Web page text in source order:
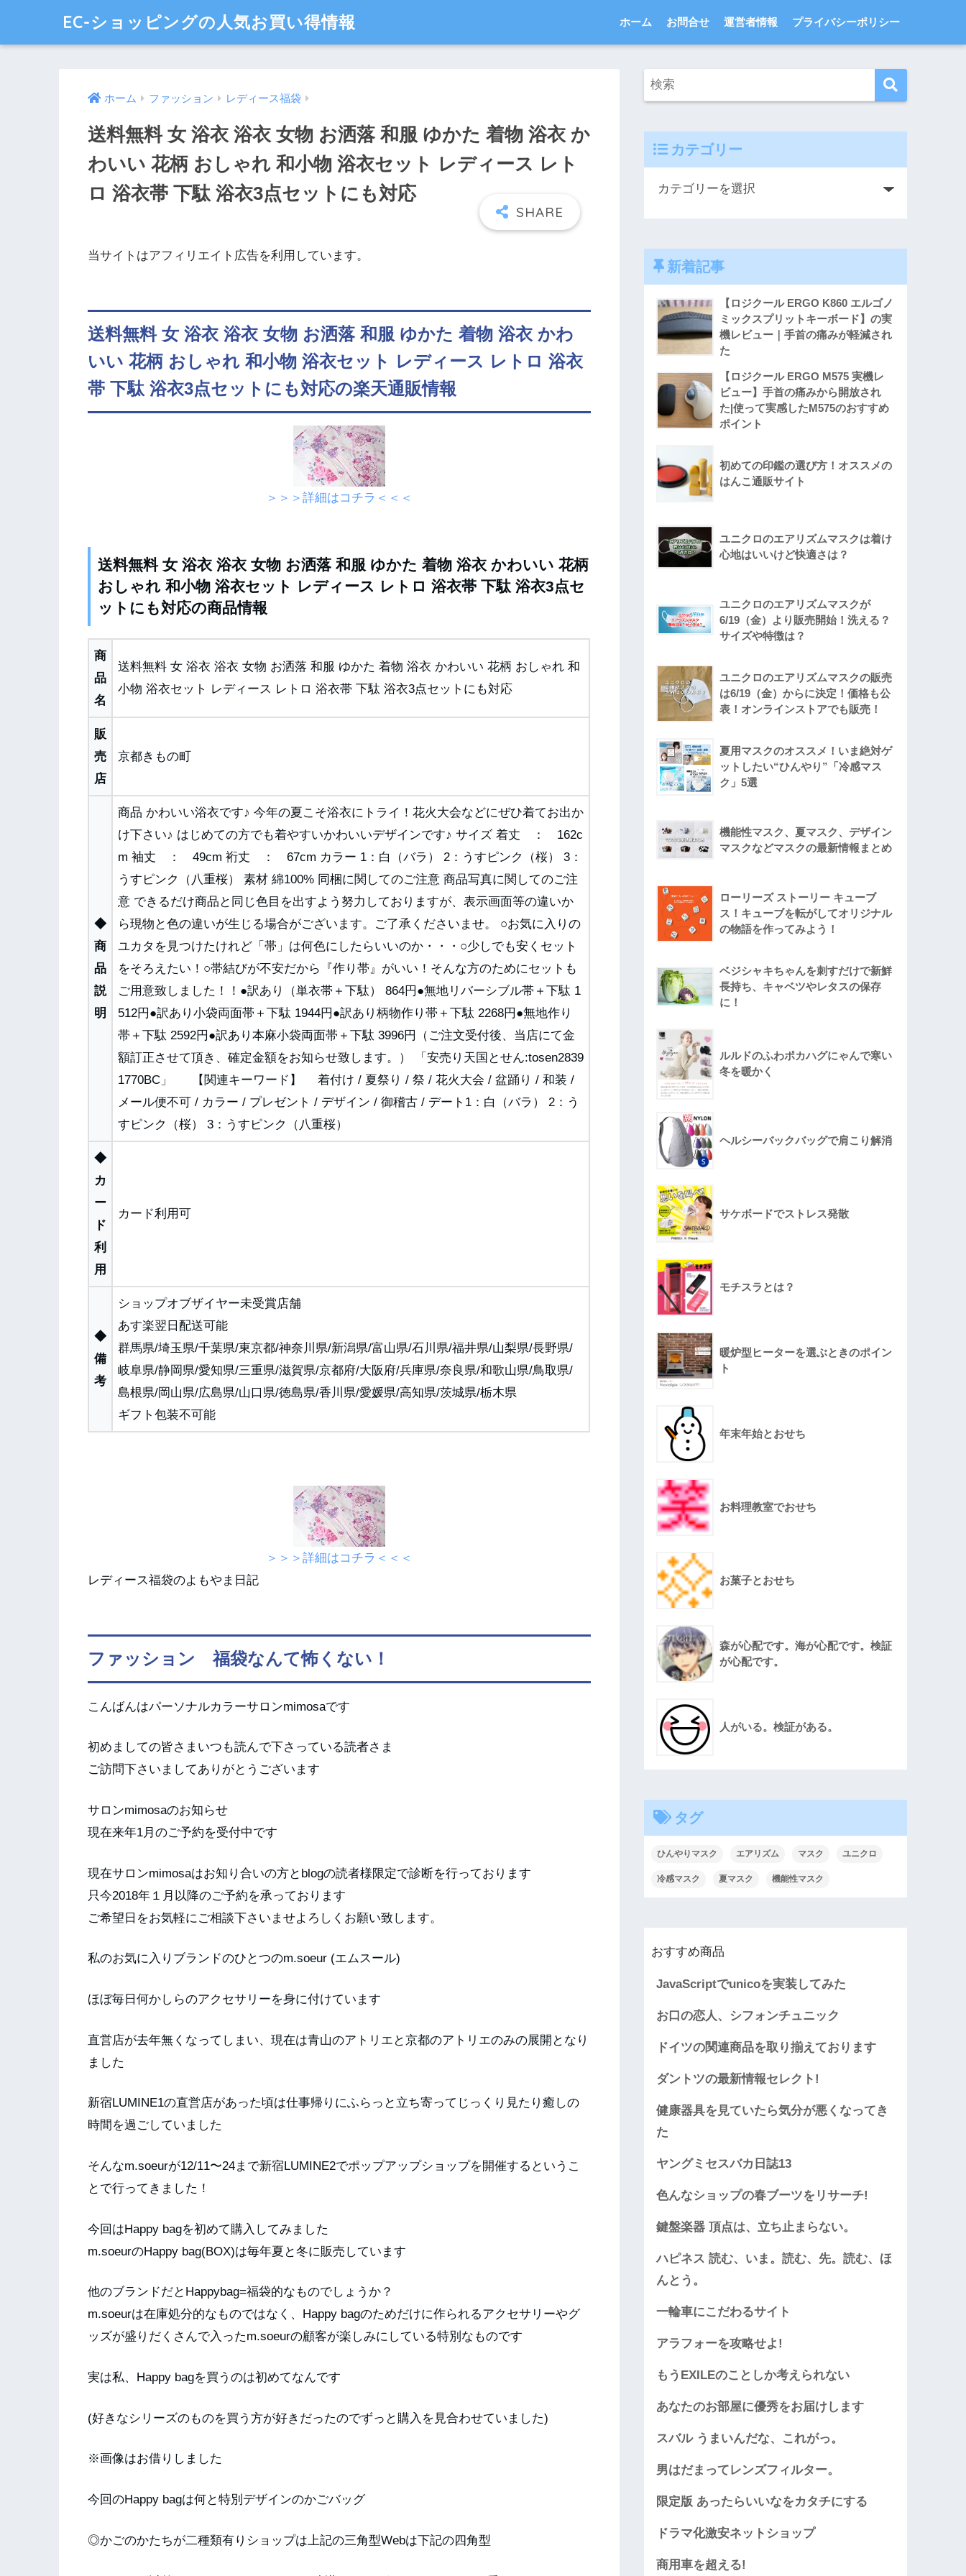
EC-ショッピングの人気お買い得情報 ホーム お問合せ 運営者情報 プライバシーポリシー
ホーム ファッション レディース福袋
送料無料 女 浴衣 浴衣 女物 お洒落 和服 ゆかた 着物 浴衣 か
わいい 花柄 おしゃれ 和小物 浴衣セット レディース レト
ロ 浴衣帯 下駄 浴衣3点セットにも対応
当サイトはアフィリエイト広告を利用しています。
送料無料 女 浴衣 浴衣 女物 お洒落 和服 ゆかた 着物 浴衣 かわ
いい 花柄 おしゃれ 和小物 浴衣セット レディース レトロ 浴衣
帯 下駄 浴衣3点セットにも対応の楽天通販情報
＞＞＞詳細はコチラ＜＜＜
送料無料 女 浴衣 浴衣 女物 お洒落 和服 ゆかた 着物 浴衣 かわいい 花柄
おしゃれ 和小物 浴衣セット レディース レトロ 浴衣帯 下駄 浴衣3点セ
ットにも対応の商品情報
商
品
名
送料無料 女 浴衣 浴衣 女物 お洒落 和服 ゆかた 着物 浴衣 かわいい 花柄 おしゃれ 和
小物 浴衣セット レディース レトロ 浴衣帯 下駄 浴衣3点セットにも対応
販
売
店
京都きもの町
◆
商
品
説
明
商品 かわいい浴衣です♪ 今年の夏こそ浴衣にトライ！花火大会などにぜひ着てお出か
け下さい♪ はじめての方でも着やすいかわいいデザインです♪ サイズ 着丈 ： 162c
m 袖丈 ： 49cm 裄丈 ： 67cm カラー 1：白（バラ） 2：うすピンク（桜） 3：
うすピンク（八重桜） 素材 綿100% 同梱に関してのご注意 商品写真に関してのご注
意 できるだけ商品と同じ色目を出すよう努力しておりますが、表示画面等の違いか
ら現物と色の違いが生じる場合がございます。ご了承くださいませ。 ○お気に入りの
ユカタを見つけたけれど「帯」は何色にしたらいいのか・・・○少しでも安くセット
をそろえたい！○帯結びが不安だから『作り帯』がいい！そんな方のためにセットも
ご用意致しました！！●訳あり（単衣帯＋下駄） 864円●無地リバーシブル帯＋下駄 1
512円●訳あり小袋両面帯＋下駄 1944円●訳あり柄物作り帯＋下駄 2268円●無地作り
帯＋下駄 2592円●訳あり本麻小袋両面帯＋下駄 3996円（ご注文受付後、当店にて金
額訂正させて頂き、確定金額をお知らせ致します。） 「安売り天国とせん:tosen2839
1770BC」 【関連キーワード】 着付け / 夏祭り / 祭 / 花火大会 / 盆踊り / 和装 /
メール便不可 / カラー / プレゼント / デザイン / 御稽古 / デート1：白（バラ） 2：う
すピンク（桜） 3：うすピンク（八重桜）
◆
カ
ー
ド
利
用
カード利用可
◆
備
考
ショップオブザイヤー未受賞店舗
あす楽翌日配送可能
群馬県/埼玉県/千葉県/東京都/神奈川県/新潟県/富山県/石川県/福井県/山梨県/長野県/
岐阜県/静岡県/愛知県/三重県/滋賀県/京都府/大阪府/兵庫県/奈良県/和歌山県/鳥取県/
島根県/岡山県/広島県/山口県/徳島県/香川県/愛媛県/高知県/茨城県/栃木県
ギフト包装不可能
＞＞＞詳細はコチラ＜＜＜
レディース福袋のよもやま日記
ファッション 福袋なんて怖くない！
こんばんはパーソナルカラーサロンmimosaです
初めましての皆さまいつも読んで下さっている読者さま
ご訪問下さいましてありがとうございます
サロンmimosaのお知らせ
現在来年1月のご予約を受付中です
現在サロンmimosaはお知り合いの方とblogの読者様限定で診断を行っております
只今2018年１月以降のご予約を承っております
ご希望日をお気軽にご相談下さいませよろしくお願い致します。
私のお気に入りブランドのひとつのm.soeur (エムスール)
ほぼ毎日何かしらのアクセサリーを身に付けています
直営店が去年無くなってしまい、現在は青山のアトリエと京都のアトリエのみの展開となり
ました
新宿LUMINE1の直営店があった頃は仕事帰りにふらっと立ち寄ってじっくり見たり癒しの
時間を過ごしていました
そんなm.soeurが12/11〜24まで新宿LUMINE2でポップアップショップを開催するというこ
とで行ってきました！
今回はHappy bagを初めて購入してみました
m.soeurのHappy bag(BOX)は毎年夏と冬に販売しています
他のブランドだとHappybag=福袋的なものでしょうか？
m.soeurは在庫処分的なものではなく、Happy bagのためだけに作られるアクセサリーやグ
ッズが盛りだくさんで入ったm.soeurの顧客が楽しみにしている特別なものです
実は私、Happy bagを買うのは初めてなんです
(好きなシリーズのものを買う方が好きだったのでずっと購入を見合わせていました)
※画像はお借りしました
今回のHappy bagは何と特別デザインのかごバッグ
◎かごのかたちが二種類有りショップは上記の三角型Webは下記の四角型
カテゴリー
新着記事
【ロジクール ERGO K860 エルゴノ
ミックスプリットキーボード】の実
機レビュー｜手首の痛みが軽減され
た
【ロジクール ERGO M575 実機レ
ビュー】手首の痛みから開放され
た|使って実感したM575のおすすめ
ポイント
初めての印鑑の選び方！オススメの
はんこ通販サイト
ユニクロのエアリズムマスクは着け
心地はいいけど快適さは？
ユニクロのエアリズムマスクが
6/19（金）より販売開始！洗える？
サイズや特徴は？
ユニクロのエアリズムマスクの販売
は6/19（金）からに決定！価格も公
表！オンラインストアでも販売！
夏用マスクのオススメ！いま絶対ゲ
ットしたい“ひんやり”「冷感マス
ク」5選
機能性マスク、夏マスク、デザイン
マスクなどマスクの最新情報まとめ
ローリーズ ストーリー キューブ
ス！キューブを転がしてオリジナル
の物語を作ってみよう！
ベジシャキちゃんを刺すだけで新鮮
長持ち、キャベツやレタスの保存
に！
ルルドのふわポカハグにゃんで寒い
冬を暖かく
ヘルシーバックバッグで肩こり解消
サケボードでストレス発散
モチスラとは？
暖炉型ヒーターを選ぶときのポイン
ト
年末年始とおせち
お料理教室でおせち
お菓子とおせち
森が心配です。海が心配です。検証
が心配です。
人がいる。検証がある。
タグ
ひんやりマスク エアリズム マスク ユニクロ
冷感マスク 夏マスク 機能性マスク
おすすめ商品
JavaScriptでunicoを実装してみた
お口の恋人、シフォンチュニック
ドイツの関連商品を取り揃えております
ダントツの最新情報セレクト!
健康器具を見ていたら気分が悪くなってき
た
ヤングミセスバカ日誌13
色んなショップの春ブーツをリサーチ!
鍵盤楽器 頂点は、立ち止まらない。
ハピネス 読む、いま。読む、先。読む、ほ
んとう。
一輪車にこだわるサイト
アラフォーを攻略せよ!
もうEXILEのことしか考えられない
あなたのお部屋に優秀をお届けします
スバル うまいんだな、これがっ。
男はだまってレンズフィルター。
限定版 あったらいいなをカタチにする
ドラマ化激安ネットショップ
商用車を超える!